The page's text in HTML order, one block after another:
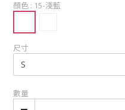
顏色 : 15-淺藍
尺寸
數量